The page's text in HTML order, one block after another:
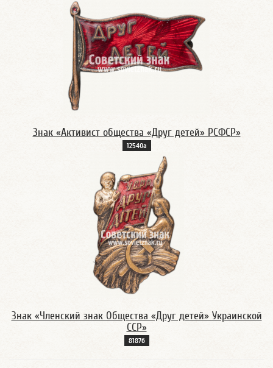
Знак «Активист общества «Друг детей» РСФСР»
12540а
Знак «Членский знак Общества «Друг детей» Украинской
ССР»
8187б